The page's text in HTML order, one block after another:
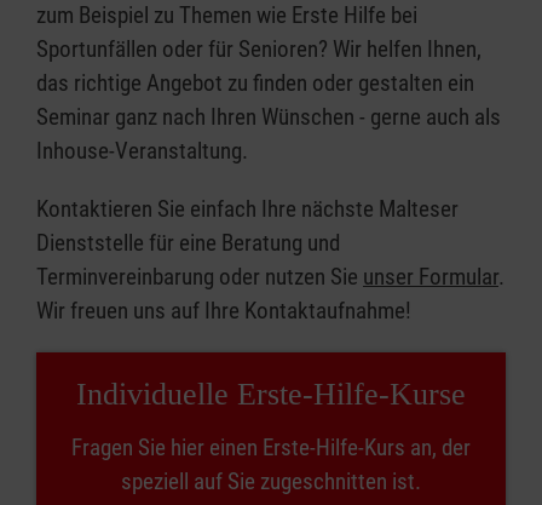
zum Beispiel zu Themen wie Erste Hilfe bei
Sportunfällen oder für Senioren? Wir helfen Ihnen,
das richtige Angebot zu finden oder gestalten ein
Seminar ganz nach Ihren Wünschen - gerne auch als
Inhouse-Veranstaltung.
Kontaktieren Sie einfach Ihre nächste Malteser
Dienststelle für eine Beratung und
Terminvereinbarung oder nutzen Sie unser Formular.
Wir freuen uns auf Ihre Kontaktaufnahme!
Individuelle Erste-Hilfe-Kurse
Fragen Sie hier einen Erste-Hilfe-Kurs an, der
speziell auf Sie zugeschnitten ist.